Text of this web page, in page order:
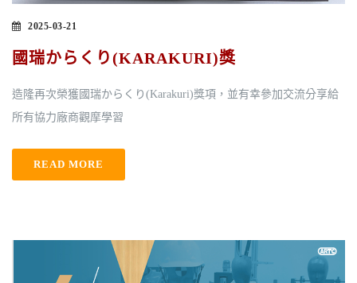
2025-03-21
國瑞からくり(KARAKURI)獎
造隆再次榮獲國瑞からくり(Karakuri)獎項，並有幸參加交流分享給
所有協力廠商觀摩學習
READ MORE